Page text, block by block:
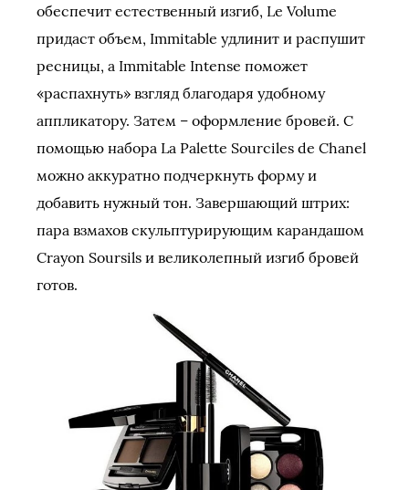
обеспечит естественный изгиб, Le Volume
придаст объем, Immitable удлинит и распушит
ресницы, а Immitable Intense поможет
«распахнуть» взгляд благодаря удобному
аппликатору. Затем – оформление бровей. С
помощью набора La Palette Sourciles de Chanel
можно аккуратно подчеркнуть форму и
добавить нужный тон. Завершающий штрих:
пара взмахов скульптурирующим карандашом
Crayon Soursils и великолепный изгиб бровей
готов.